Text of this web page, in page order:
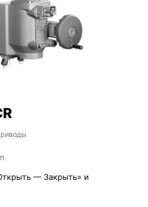
— Закрыть» и